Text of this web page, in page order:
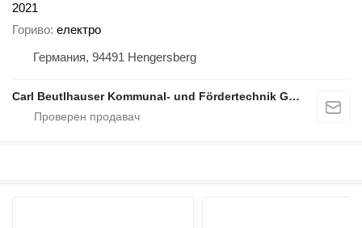
2021
Гориво електро
Германия, 94491 Hengersberg
Carl Beutlhauser Kommunal- und Fördertechnik GmbH & Co. KG